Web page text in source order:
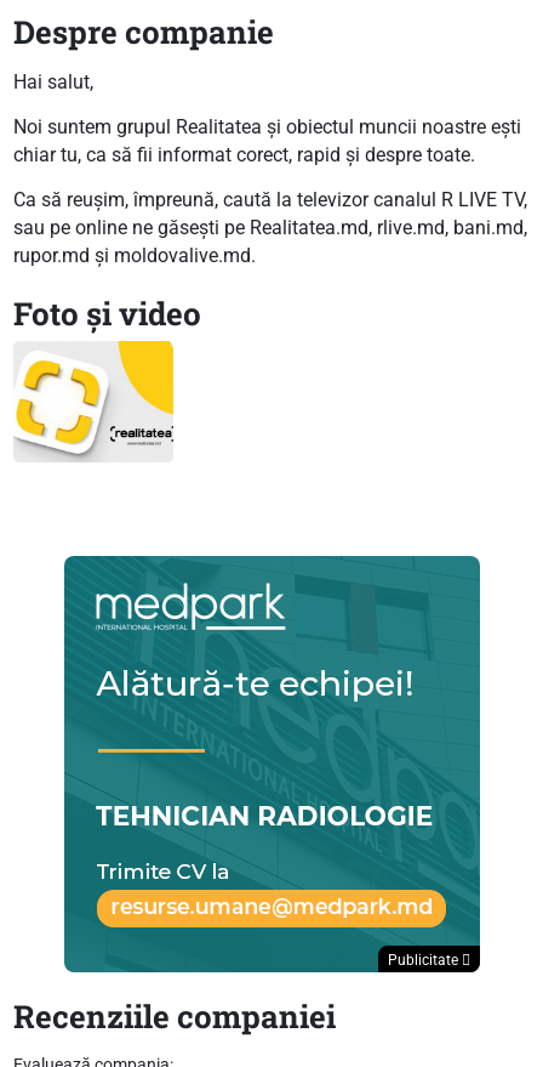
Despre companie
Hai salut,
Noi suntem grupul Realitatea și obiectul muncii noastre ești
chiar tu, ca să fii informat corect, rapid și despre toate.
Ca să reușim, împreună, caută la televizor canalul R LIVE TV,
sau pe online ne găsești pe Realitatea.md, rlive.md, bani.md,
rupor.md și moldovalive.md.
Foto și video
Publicitate
Recenziile companiei